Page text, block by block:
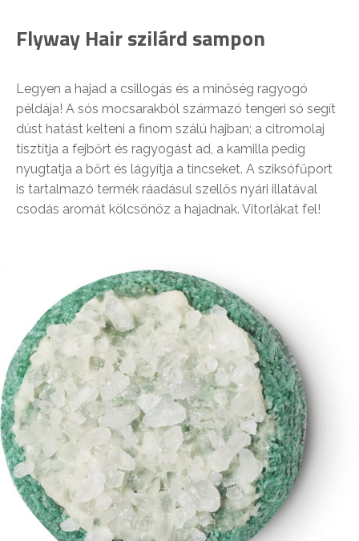
Flyway Hair szilárd sampon
Legyen a hajad a csillogás és a minőség ragyogó
példája! A sós mocsarakból származó tengeri só segít
dúst hatást kelteni a finom szálú hajban; a citromolaj
tisztítja a fejbőrt és ragyogást ad, a kamilla pedig
nyugtatja a bőrt és lágyítja a tincseket. A sziksófűport
is tartalmazó termék ráadásul szellős nyári illatával
csodás aromát kölcsönöz a hajadnak. Vitorlákat fel!